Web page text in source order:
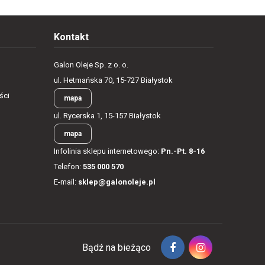
Kontakt
Galon Oleje Sp. z o. o.
ul. Hetmańska 70, 15-727 Białystok
mapa
ul. Rycerska 1, 15-157 Białystok
mapa
Infolinia sklepu internetowego: Pn.-Pt. 8-16
Telefon: 535 000 570
E-mail: sklep@galonoleje.pl
Bądź na bieżąco